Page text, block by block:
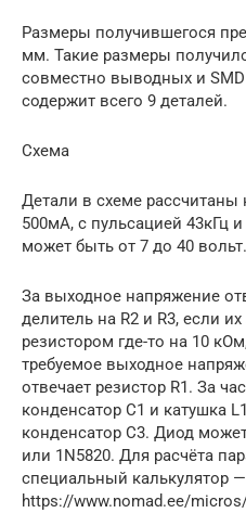
Размеры получившегося
мм. Такие размеры
совместно выводных и
содержит всего 9 деталей.
Схема
Детали в схеме рассчитаны
500мА, с пульсацией 43кГц
может быть от 7 до 40 вольт.
За выходное напряжение
делитель на R2 и R3, если
резистором где-то на 10
требуемое выходное
отвечает резистор R1. За
конденсатор C1 и катушка
конденсатор C3. Диод
или 1N5820. Для расчёта
специальный калькулятор —
https://www.nomad.ee/